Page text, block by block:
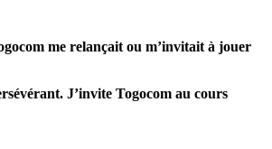
me relançait ou m’invitait à jouer
J’invite Togocom au cours